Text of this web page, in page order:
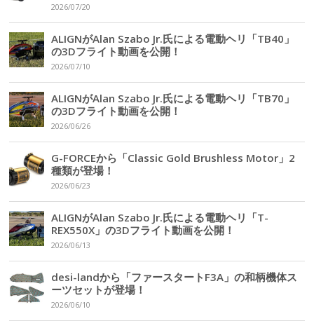
2026/07/20
ALIGNがAlan Szabo Jr.氏による電動ヘリ「TB40」
の3Dフライト動画を公開！
2026/07/10
ALIGNがAlan Szabo Jr.氏による電動ヘリ「TB70」
の3Dフライト動画を公開！
2026/06/26
G-FORCEから「Classic Gold Brushless Motor」2
種類が登場！
2026/06/23
ALIGNがAlan Szabo Jr.氏による電動ヘリ「T-
REX550X」の3Dフライト動画を公開！
2026/06/13
desi-landから「ファースタートF3A」の和柄機体ス
ーツセットが登場！
2026/06/10